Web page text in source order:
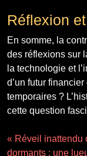
Réflexion
En somme, la
des réflexions sur
la technologie et
d’un futur
temporaires ?
cette question
« Réveil inattendu
dormants : une